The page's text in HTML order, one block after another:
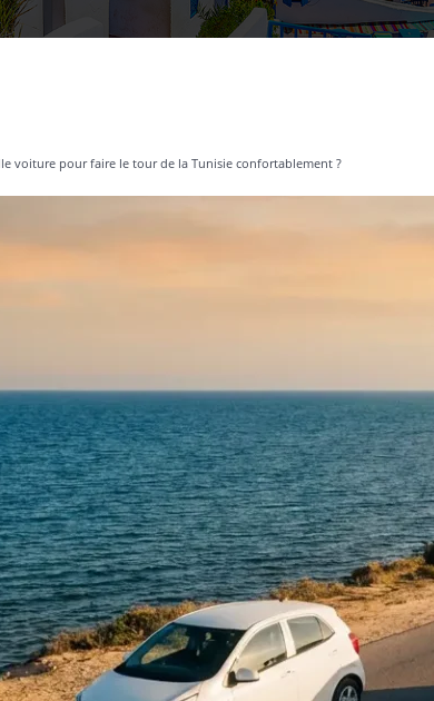
voiture pour faire le tour de la Tunisie confortablement ?